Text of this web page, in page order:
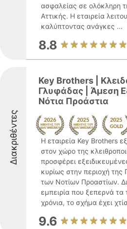
ασφαλείας σε ολόκληρη
Αττικής. Η εταιρεία
καλύπτοντας ανάγκες ...
8.8
Διακριθέντες
Key Brothers |
Γλυφάδας | Άμεση
Νότια Προάστια
Η εταιρεία Key Brothers
στον χώρο της
προσφέρει
κυρίως στην περιοχή της
των Νοτίων Προαστίων.
εμπειρία που ξεπερνά τα
χρόνια, το σχήμα έχει
9.6